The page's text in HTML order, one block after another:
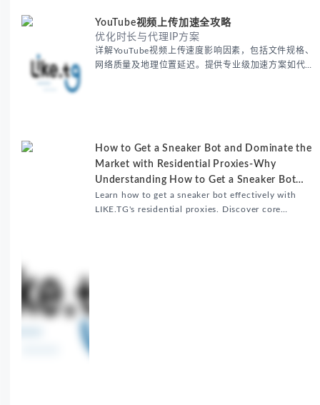
YouTube视频上传加速全攻略
优化时长与代理IP方案
详解YouTube视频上传速度影响因素，包括文件规格、
网络质量及地理位置延迟。提供专业级加速方案如代理
How to Get a Sneaker Bot and Dominate the
Market with Residential Proxies-Why
Understanding How to Get a Sneaker Bot
Matters
Learn how to get a sneaker bot effectively with
LIKE.TG's residential proxies. Discover core